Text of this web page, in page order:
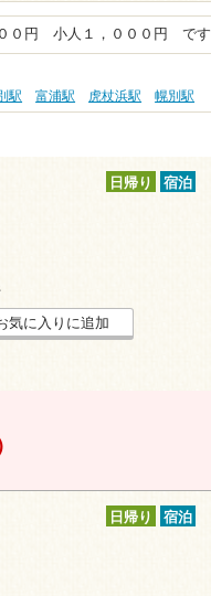
００円 小人１，０００円 です
駅 富浦駅 虎杖浜駅 幌別駅
日帰り 宿泊
気に入りに追加
日帰り 宿泊